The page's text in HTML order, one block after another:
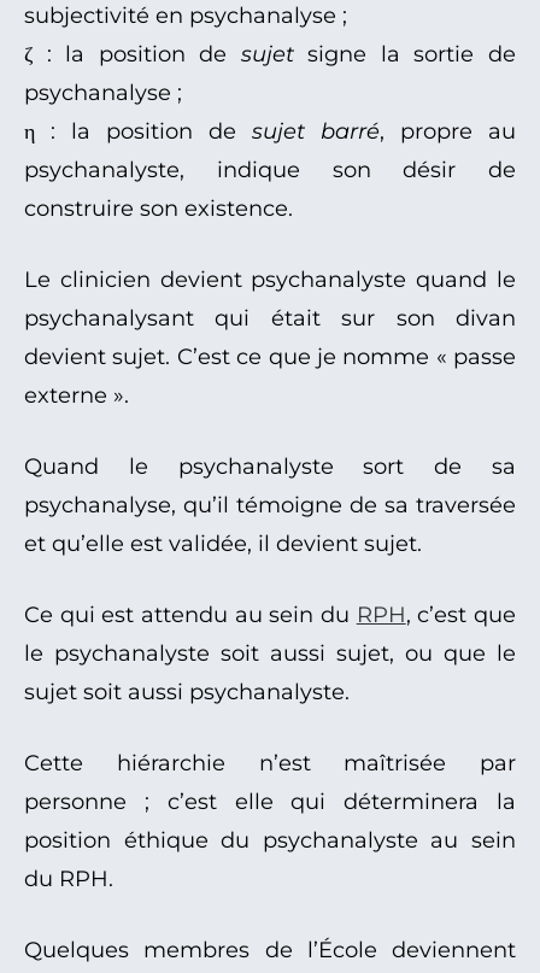
subjectivité en psychanalyse ;
ζ : la position de sujetsigne la sortie de
psychanalyse ;
η : la position de sujet barré, propre au
psychanalyste, indique son désir de
construire son existence.
Le clinicien devient psychanalyste quand le
psychanalysant qui était sur son divan
devient sujet. C’est ce que je nomme « passe
externe ».
Quand le psychanalyste sort de sa
psychanalyse, qu’il témoigne de sa traversée
et qu’elle est validée, il devient sujet.
Ce qui est attendu au sein du RPH, c’est que
le psychanalyste soit aussi sujet, ou que le
sujet soit aussi psychanalyste.
Cette hiérarchie n’est maîtrisée par
personne ; c’est elle qui déterminera la
position éthique du psychanalyste au sein
du RPH.
Quelques membres de l’École deviennent